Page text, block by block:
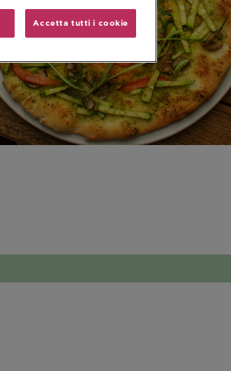
Accetta tutti i cookie